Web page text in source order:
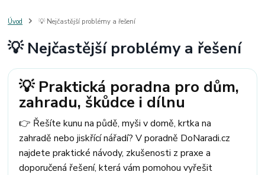
past na kunu
myši v domě odpuzovač myší
štěnice
štěnice v hotelu jak se zbavit kuny
kuna ve střeše
mravenci a mšice
uhlíky do nářadí
uhlíky do nařadí
uhlíky do vysavače
uhlíky do pračky uhlíky do
uhlíky parkside
uhlíky ferm uhlíky makita
uhlíkové kartáče
kde sehnat uhlíky
kde koupit uhlíky
Úvod 💡 Nejčastější problémy a řešení
💡 Nejčastější problémy a řešení
💡 Praktická poradna pro dům,
zahradu, škůdce i dílnu
👉 Řešíte kunu na půdě, myši v domě, krtka na
zahradě nebo jiskřící nářadí? V poradně DoNaradi.cz
najdete praktické návody, zkušenosti z praxe a
doporučená řešení, která vám pomohou vyřešit